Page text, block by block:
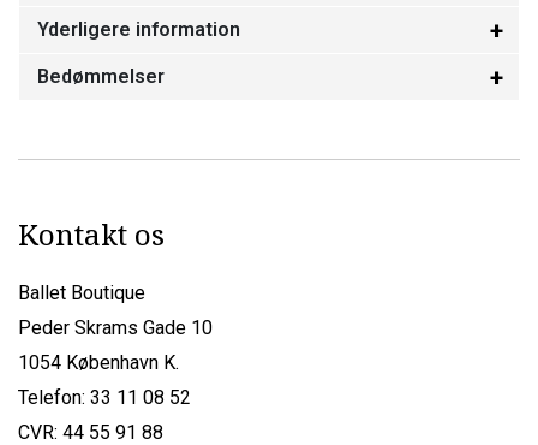
Yderligere information
Bedømmelser
Kontakt os
Ballet Boutique
Peder Skrams Gade 10
1054 København K.
Telefon: 33 11 08 52
CVR: 44 55 91 88